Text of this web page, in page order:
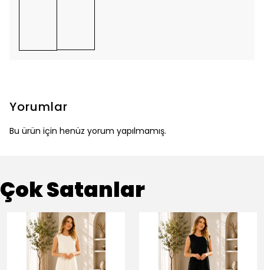
Yorumlar
Bu ürün için henüz yorum yapılmamış.
Çok Satanlar